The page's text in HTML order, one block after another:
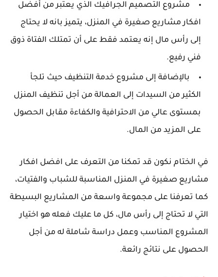
مشروع التصميم الجرافيك الذي يعتبر من أفضل
افكار مشاريع صغيرة في المنزل، يتميز بانه لا يحتاج
إلى رأس مال إنه يعتمد فقط على أن تمتلك الفتاة ذوق
فني رفيع.
بالإضافة إلى مشروع خدمة التنظيف حيث تلجأ
الكثير من السيدات إلى العمالة من أجل تنظيف المنزل
بمستوى عالي من الاحترافية والكفاءة مقابل الحصول
على المزيد من المال.
في الختام نكون قد تمكنا من التعرف على افضل افكار
مشاريع صغيرة في المنزل المناسبة للشباب والفتيات،
كما تعرفنا على مجموعة واسعة من المشاريع البسيطة
التي لا تحتاج إلى رأس مال، كل ما عليك فعله هو اختيار
المشروع المناسب وعمل دراسة شاملة له من أجل
الحصول على نتائج رائعة.